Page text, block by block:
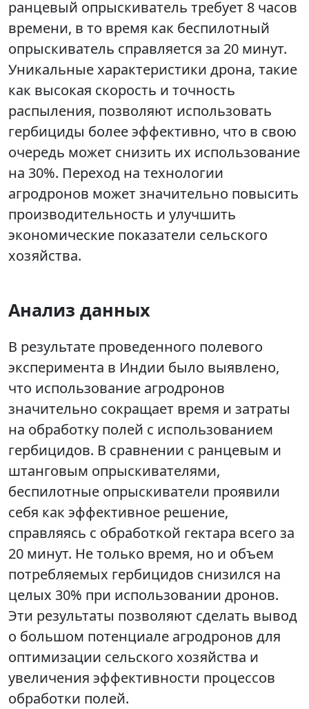
ранцевый опрыскиватель требует 8 часов
времени, в то время как беспилотный
опрыскиватель справляется за 20 минут.
Уникальные характеристики дрона, такие
как высокая скорость и точность
распыления, позволяют использовать
гербициды более эффективно, что в свою
очередь может снизить их использование
на 30%. Переход на технологии
агродронов может значительно повысить
производительность и улучшить
экономические показатели сельского
хозяйства.
Анализ данных
В результате проведенного полевого
эксперимента в Индии было выявлено,
что использование агродронов
значительно сокращает время и затраты
на обработку полей с использованием
гербицидов. В сравнении с ранцевым и
штанговым опрыскивателями,
беспилотные опрыскиватели проявили
себя как эффективное решение,
справляясь с обработкой гектара всего за
20 минут. Не только время, но и объем
потребляемых гербицидов снизился на
целых 30% при использовании дронов.
Эти результаты позволяют сделать вывод
о большом потенциале агродронов для
оптимизации сельского хозяйства и
увеличения эффективности процессов
обработки полей.